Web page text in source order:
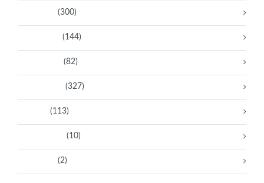
(300)
(144)
(82)
(327)
(113)
(10)
(2)